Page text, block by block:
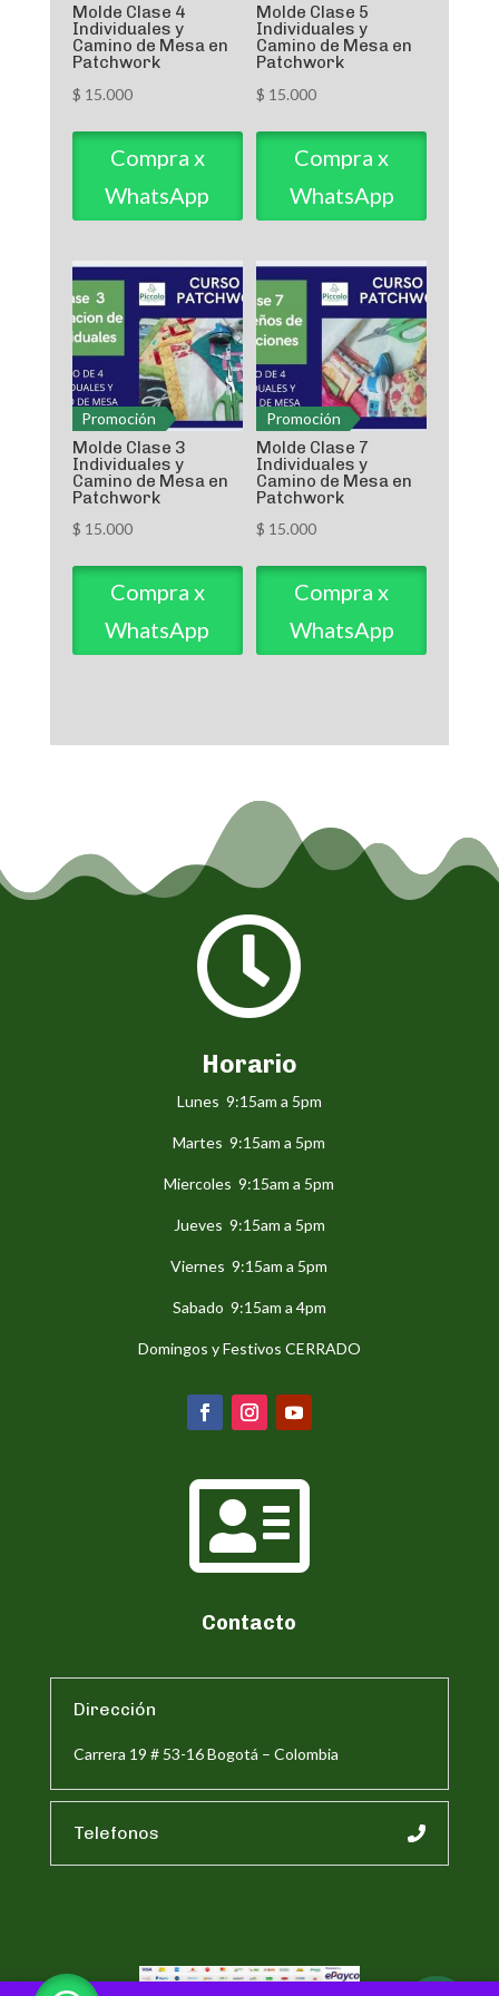
Molde Clase 4
Individuales y
Camino de Mesa en
Patchwork
$ 15.000
Compra x
WhatsApp
Molde Clase 5
Individuales y
Camino de Mesa en
Patchwork
$ 15.000
Compra x
WhatsApp
Promoción
Molde Clase 3
Individuales y
Camino de Mesa en
Patchwork
$ 15.000
Compra x
WhatsApp
Promoción
Molde Clase 7
Individuales y
Camino de Mesa en
Patchwork
$ 15.000
Compra x
WhatsApp

Horario
Lunes 9:15am a 5pm
Martes 9:15am a 5pm
Miercoles 9:15am a 5pm
Jueves 9:15am a 5pm
Viernes 9:15am a 5pm
Sabado 9:15am a 4pm
Domingos y Festivos CERRADO

Contacto
Dirección
Carrera 19 # 53-16 Bogotá – Colombia
Telefonos